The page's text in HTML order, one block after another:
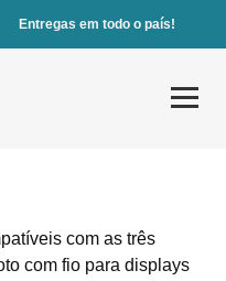
Entregas em todo o país!
com as três
com fio para displays